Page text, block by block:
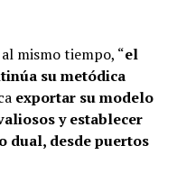
mismo tiempo, “el
su metódica
exportar su modelo
y establecer
dual, desde puertos